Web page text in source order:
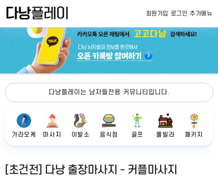
회원가입 로그인 추가메뉴
다낭플레이는 남자들전용 커뮤니티입니다.
가라오케 마사지 이발소 음식점 골프 풀빌라 패키지
[초건전] 다낭 출장마사지 - 커플마사지